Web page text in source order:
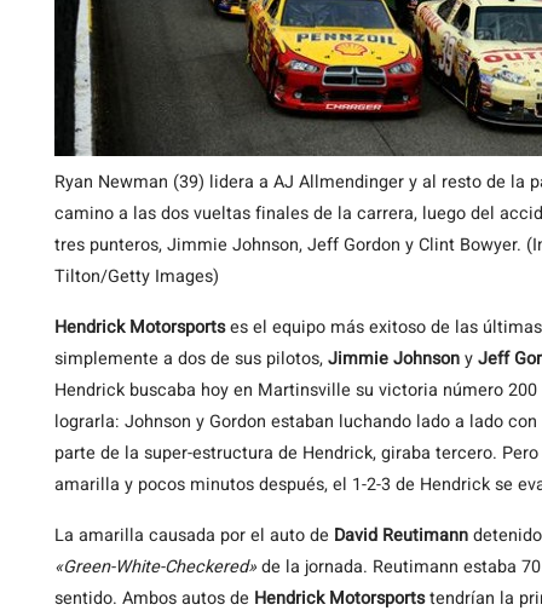
Ryan Newman (39) lidera a AJ Allmendinger y al resto de la
camino a las dos vueltas finales de la carrera, luego del
tres punteros, Jimmie Johnson, Jeff Gordon y Clint Bowyer.
Tilton/Getty Images)
HendrickMotorsportses el equipo más exitoso de las
simplemente a dos de sus pilotos,Jimmie JohnsonyJeff
Hendrick buscaba hoy en Martinsville su victoria número
lograrla: Johnson y Gordon estaban luchando lado a lado
parte de la super-estructura de Hendrick, giraba tercero.
amarilla y pocos minutos después, el 1-2-3 de Hendrick se
La amarilla causada por el auto de David Reutimann
«Green-White-Checkered»de la jornada. Reutimann estaba
sentido. Ambos autos de Hendrick Motorsportstendrían la